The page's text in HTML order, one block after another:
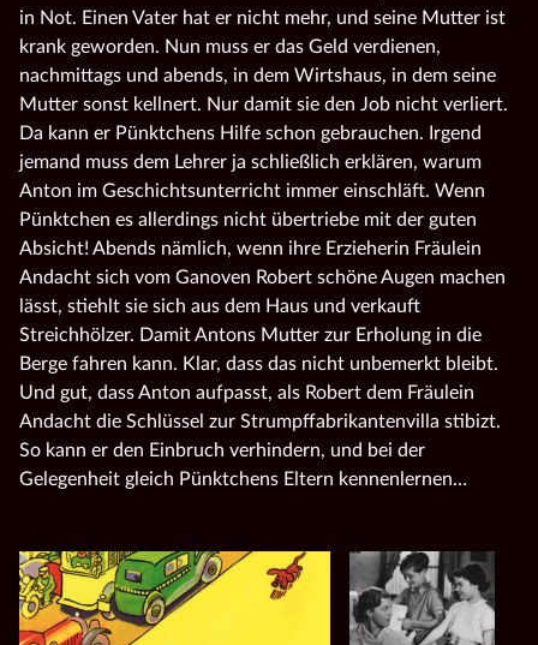
in Not. Einen Vater hat er nicht mehr, und seine Mutter ist
krank geworden. Nun muss er das Geld verdienen,
nachmittags und abends, in dem Wirtshaus, in dem seine
Mutter sonst kellnert. Nur damit sie den Job nicht verliert.
Da kann er Pünktchens Hilfe schon gebrauchen. Irgend
jemand muss dem Lehrer ja schließlich erklären, warum
Anton im Geschichtsunterricht immer einschläft. Wenn
Pünktchen es allerdings nicht übertriebe mit der guten
Absicht! Abends nämlich, wenn ihre Erzieherin Fräulein
Andacht sich vom Ganoven Robert schöne Augen machen
lässt, stiehlt sie sich aus dem Haus und verkauft
Streichhölzer. Damit Antons Mutter zur Erholung in die
Berge fahren kann. Klar, dass das nicht unbemerkt bleibt.
Und gut, dass Anton aufpasst, als Robert dem Fräulein
Andacht die Schlüssel zur Strumpffabrikantenvilla stibizt.
So kann er den Einbruch verhindern, und bei der
Gelegenheit gleich Pünktchens Eltern kennenlernen…